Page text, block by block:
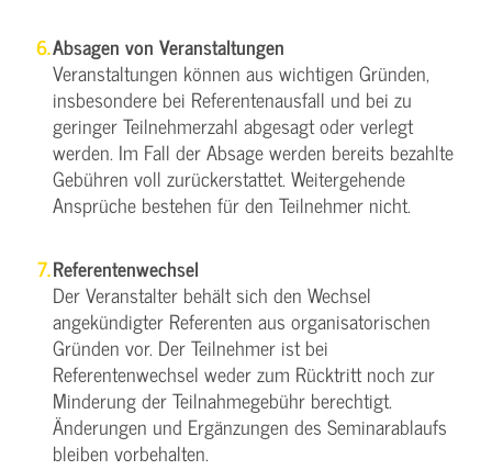
Absagen von Veranstaltungen
Veranstaltungen können aus wichtigen Gründen,
insbesondere bei Referentenausfall und bei zu
geringer Teilnehmerzahl abgesagt oder verlegt
werden. Im Fall der Absage werden bereits bezahlte
Gebühren voll zurückerstattet. Weitergehende
Ansprüche bestehen für den Teilnehmer nicht.
Referentenwechsel
Der Veranstalter behält sich den Wechsel
angekündigter Referenten aus organisatorischen
Gründen vor. Der Teilnehmer ist bei
Referentenwechsel weder zum Rücktritt noch zur
Minderung der Teilnahmegebühr berechtigt.
Änderungen und Ergänzungen des Seminarablaufs
bleiben vorbehalten.